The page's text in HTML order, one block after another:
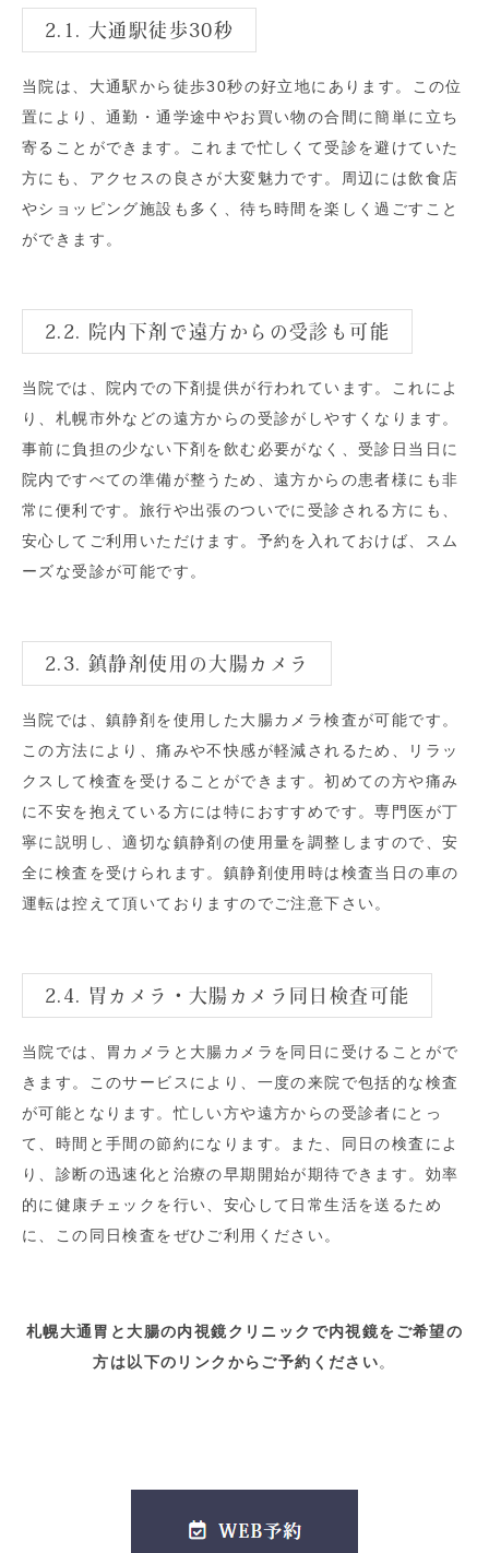
2.1. 大通駅徒歩30秒
当院は、大通駅から徒歩30秒の好立地にあります。この位
置により、通勤・通学途中やお買い物の合間に簡単に立ち
寄ることができます。これまで忙しくて受診を避けていた
方にも、アクセスの良さが大変魅力です。周辺には飲食店
やショッピング施設も多く、待ち時間を楽しく過ごすこと
ができます。
2.2. 院内下剤で遠方からの受診も可能
当院では、院内での下剤提供が行われています。これによ
り、札幌市外などの遠方からの受診がしやすくなります。
事前に負担の少ない下剤を飲む必要がなく、受診日当日に
院内ですべての準備が整うため、遠方からの患者様にも非
常に便利です。旅行や出張のついでに受診される方にも、
安心してご利用いただけます。予約を入れておけば、スム
ーズな受診が可能です。
2.3. 鎮静剤使用の大腸カメラ
当院では、鎮静剤を使用した大腸カメラ検査が可能です。
この方法により、痛みや不快感が軽減されるため、リラッ
クスして検査を受けることができます。初めての方や痛み
に不安を抱えている方には特におすすめです。専門医が丁
寧に説明し、適切な鎮静剤の使用量を調整しますので、安
全に検査を受けられます。鎮静剤使用時は検査当日の車の
運転は控えて頂いておりますのでご注意下さい。
2.4. 胃カメラ・大腸カメラ同日検査可能
当院では、胃カメラと大腸カメラを同日に受けることがで
きます。このサービスにより、一度の来院で包括的な検査
が可能となります。忙しい方や遠方からの受診者にとっ
て、時間と手間の節約になります。また、同日の検査によ
り、診断の迅速化と治療の早期開始が期待できます。効率
的に健康チェックを行い、安心して日常生活を送るため
に、この同日検査をぜひご利用ください。
札幌大通胃と大腸の内視鏡クリニックで内視鏡をご希望の
方は以下のリンクからご予約ください。